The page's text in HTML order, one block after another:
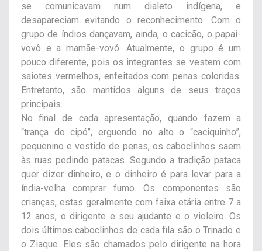
se comunicavam num dialeto indígena, e
desapareciam evitando o reconhecimento. Com o
grupo de índios dançavam, ainda, o cacicão, o papai-
vovô e a mamãe-vovó. Atualmente, o grupo é um
pouco diferente, pois os integrantes se vestem com
saiotes vermelhos, enfeitados com penas coloridas.
Entretanto, são mantidos alguns de seus traços
principais.
No final de cada apresentação, quando fazem a
“trança do cipó”, erguendo no alto o “caciquinho”,
pequenino e vestido de penas, os caboclinhos saem
às ruas pedindo patacas. Segundo a tradição pataca
quer dizer dinheiro, e o dinheiro é para levar para a
índia-velha comprar fumo. Os componentes são
crianças, estas geralmente com faixa etária entre 7 a
12 anos, o dirigente e seu ajudante e o violeiro. Os
dois últimos caboclinhos de cada fila são o Trinado e
o Ziaque. Eles são chamados pelo dirigente na hora